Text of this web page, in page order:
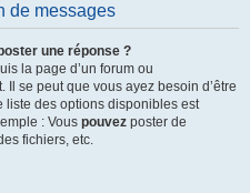
de messages
une réponse ?
la page d’un forum ou
se peut que vous ayez besoin d’être
liste des options disponibles est
: Vous pouvez poster de
fichiers, etc.